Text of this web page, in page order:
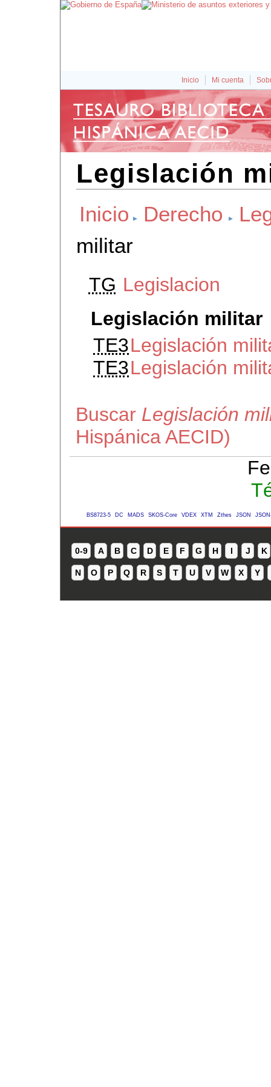
Inicio Mi cuenta
Legislación
Inicio Derecho
militar
TG Legislacion
Legislación militar
TE3Legislación
TE3Legislación
Buscar Legislación
Hispánica AECID)
BS8723-5 DC MADS SKOS-Core VDEX XTM Zthes JSON
0-9 A B C D E F G H I J K
N O P Q R S T U V W X Y